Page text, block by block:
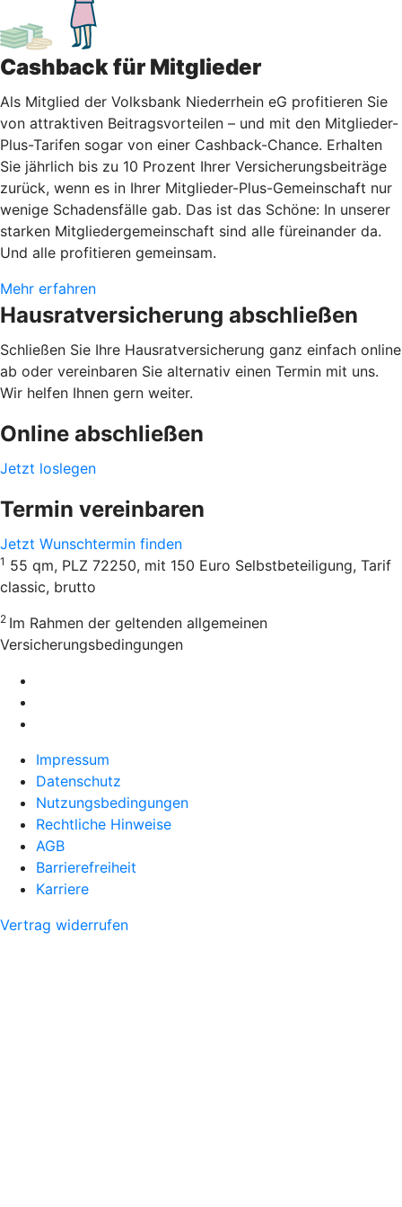
Cashback für Mitglieder
Als Mitglied der Volksbank Niederrhein eG profitieren Sie
von attraktiven Beitragsvorteilen – und mit den Mitglieder-
Plus-Tarifen sogar von einer Cashback-Chance. Erhalten
Sie jährlich bis zu 10 Prozent Ihrer Versicherungsbeiträge
zurück, wenn es in Ihrer Mitglieder-Plus-Gemeinschaft nur
wenige Schadensfälle gab. Das ist das Schöne: In unserer
starken Mitgliedergemeinschaft sind alle füreinander da.
Und alle profitieren gemeinsam.
Mehr erfahren
Hausratversicherung abschließen
Schließen Sie Ihre Hausratversicherung ganz einfach online
ab oder vereinbaren Sie alternativ einen Termin mit uns.
Wir helfen Ihnen gern weiter.
Online abschließen
Jetzt loslegen
Termin vereinbaren
Jetzt Wunschtermin finden
1 55 qm, PLZ 72250, mit 150 Euro Selbstbeteiligung, Tarif
classic, brutto
2 Im Rahmen der geltenden allgemeinen
Versicherungsbedingungen
Impressum
Datenschutz
Nutzungsbedingungen
Rechtliche Hinweise
AGB
Barrierefreiheit
Karriere
Vertrag widerrufen